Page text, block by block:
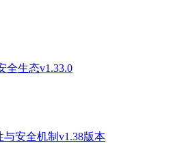
全生态v1.33.0
与安全机制v1.38版本